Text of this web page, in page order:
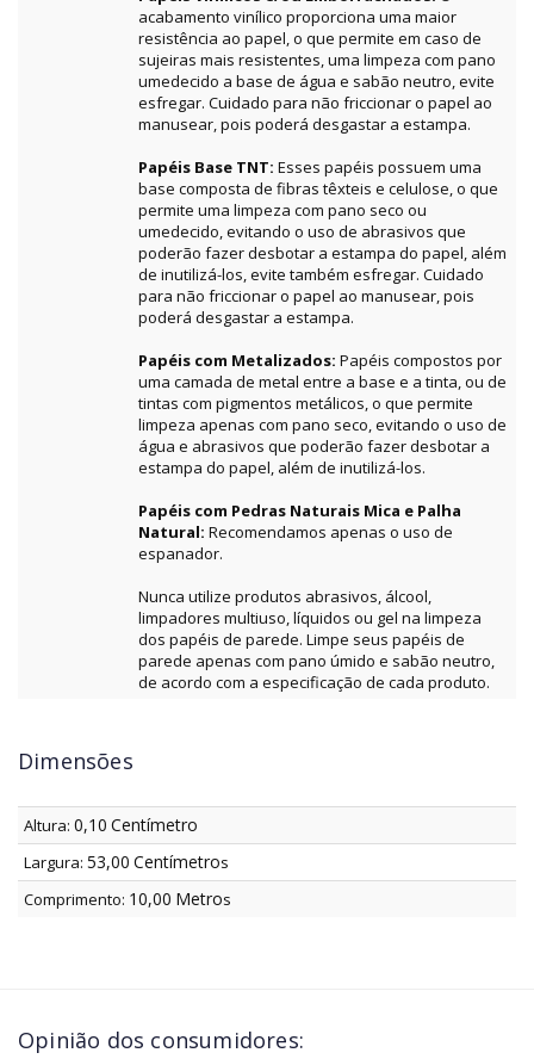
acabamento vinílico proporciona uma maior
resistência ao papel, o que permite em caso de
sujeiras mais resistentes, uma limpeza com pano
umedecido a base de água e sabão neutro, evite
esfregar. Cuidado para não friccionar o papel ao
manusear, pois poderá desgastar a estampa.
Papéis Base TNT: Esses papéis possuem uma
base composta de fibras têxteis e celulose, o que
permite uma limpeza com pano seco ou
umedecido, evitando o uso de abrasivos que
poderão fazer desbotar a estampa do papel, além
de inutilizá-los, evite também esfregar. Cuidado
para não friccionar o papel ao manusear, pois
poderá desgastar a estampa.
Papéis com Metalizados: Papéis compostos por
uma camada de metal entre a base e a tinta, ou de
tintas com pigmentos metálicos, o que permite
limpeza apenas com pano seco, evitando o uso de
água e abrasivos que poderão fazer desbotar a
estampa do papel, além de inutilizá-los.
Papéis com Pedras Naturais Mica e Palha
Natural: Recomendamos apenas o uso de
espanador.
Nunca utilize produtos abrasivos, álcool,
limpadores multiuso, líquidos ou gel na limpeza
dos papéis de parede. Limpe seus papéis de
parede apenas com pano úmido e sabão neutro,
de acordo com a especificação de cada produto.
Dimensões
Altura: 0,10 Centímetro
Largura: 53,00 Centímetros
Comprimento: 10,00 Metros
Opinião dos consumidores: